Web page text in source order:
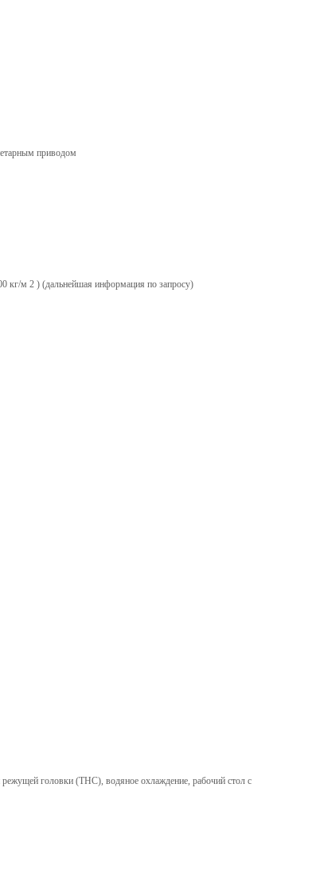
приводом
кг/м 2 ) (дальнейшая информация по запросу)
головки (ТНС), водяное охлаждение, рабочий стол с